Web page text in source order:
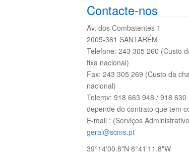
Contacte-nos
Av. dos Combatentes 1
2005-361 SANTARÉM
Telefone: 243 305 260 (Custo
fixa nacional)
Fax: 243 305 269 (Custo da
nacional)
Telemv: 918 663 948 / 918
depende do contrato que tem
E-mail : (Serviços
geral@scms.pt
39°14'00.8"N 8°41'11.8"W